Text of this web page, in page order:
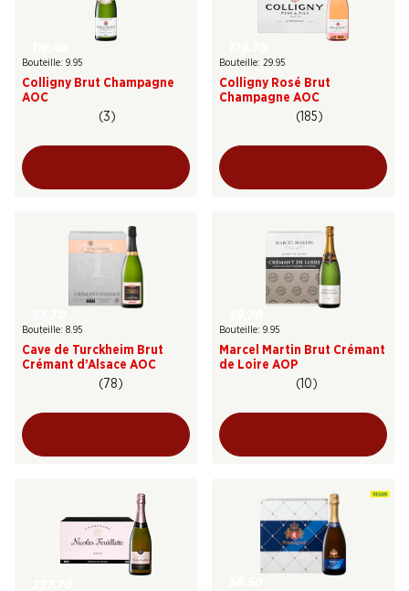
Bouteille: 9.95
Colligny Brut Champagne
AOC
(3)
Bouteille: 29.95
Colligny Rosé Brut
Champagne AOC
(185)
Bouteille: 8.95
Cave de Turckheim Brut
Crémant d’Alsace AOC
(78)
Bouteille: 9.95
Marcel Martin Brut Crémant
de Loire AOP
(10)